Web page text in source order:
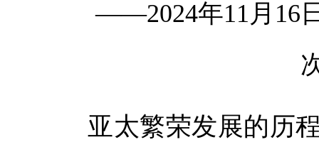
——2024年11月16日
亚太繁荣发展的历程